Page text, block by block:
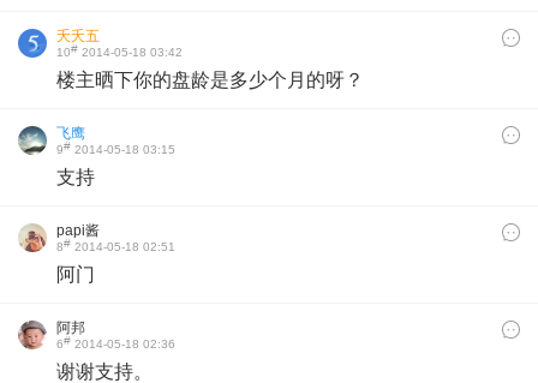
夭夭五
10# 2014-05-18 03:42
楼主晒下你的盘龄是多少个月的呀？
飞鹰
9# 2014-05-18 03:15
支持
papi酱
8# 2014-05-18 02:51
阿门
阿邦
6# 2014-05-18 02:36
谢谢支持。